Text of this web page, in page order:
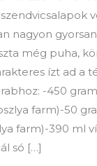
nagyon
még puha,
ízt ad a
-450
farm)-50
farm)-390 ml
só […]